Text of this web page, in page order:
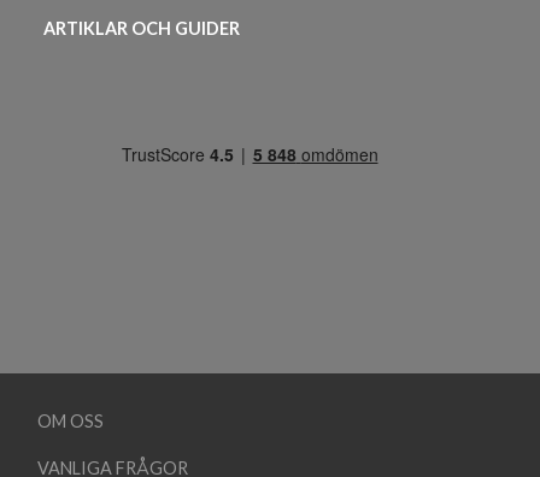
ARTIKLAR OCH GUIDER
OM OSS
VANLIGA FRÅGOR